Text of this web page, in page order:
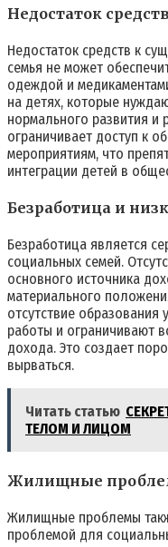
Недостаток
Недостаток средств к
семья не может
одеждой и
на детях, которые
нормального развития и
ограничивает доступ к
мероприятиям, что
интеграции детей в
Безработица и
Безработица является
социальных семей.
основного источника
материального
отсутствие образования
работы и ограничивают
дохода. Это создает
вырваться.
Читать статью
ТЕЛОМ И ЛИЦОМ
Жилищные
Жилищные проблемы
проблемой для